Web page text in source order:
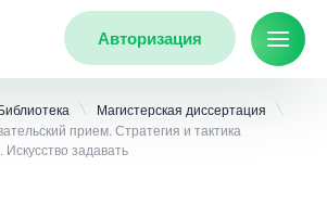
Авторизация
Магистерская диссертация
прием. Стратегия и тактика
задавать